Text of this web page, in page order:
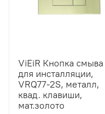
ViEiR Кнопка смыва
для инсталляции,
VRQ77-2S, металл,
квад. клавиши,
мат.золото